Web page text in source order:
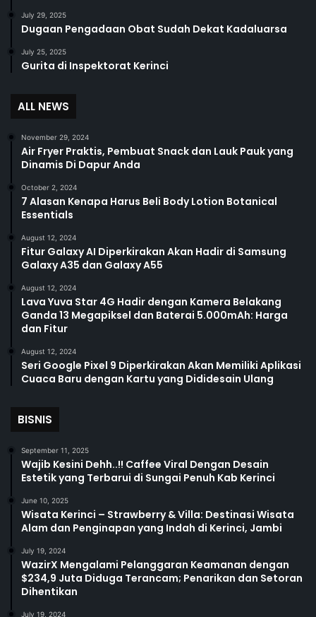
July 29, 2025
Dugaan Pengadaan Obat Sudah Dekat Kadaluarsa
July 25, 2025
Gurita di Inspektorat Kerinci
ALL NEWS
November 29, 2024
Air Fryer Praktis, Pembuat Snack dan Lauk Pauk yang
Dinamis Di Dapur Anda
October 2, 2024
7 Alasan Kenapa Harus Beli Body Lotion Botanical
Essentials
August 12, 2024
Fitur Galaxy AI Diperkirakan Akan Hadir di Samsung
Galaxy A35 dan Galaxy A55
August 12, 2024
Lava Yuva Star 4G Hadir dengan Kamera Belakang
Ganda 13 Megapiksel dan Baterai 5.000mAh: Harga
dan Fitur
August 12, 2024
Seri Google Pixel 9 Diperkirakan Akan Memiliki Aplikasi
Cuaca Baru dengan Kartu yang Dididesain Ulang
BISNIS
September 11, 2025
Wajib Kesini Dehh..!! Caffee Viral Dengan Desain
Estetik yang Terbarui di Sungai Penuh Kab Kerinci
June 10, 2025
Wisata Kerinci – Strawberry & Villa: Destinasi Wisata
Alam dan Penginapan yang Indah di Kerinci, Jambi
July 19, 2024
WazirX Mengalami Pelanggaran Keamanan dengan
$234,9 Juta Diduga Terancam; Penarikan dan Setoran
Dihentikan
July 19, 2024